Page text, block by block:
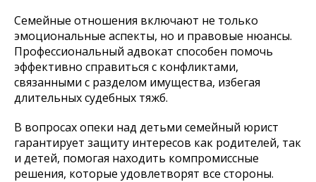
Семейные отношения включают не только
эмоциональные аспекты, но и правовые нюансы.
Профессиональный адвокат способен помочь
эффективно справиться с конфликтами,
связанными с разделом имущества, избегая
длительных судебных тяжб.
В вопросах опеки над детьми семейный юрист
гарантирует защиту интересов как родителей, так
и детей, помогая находить компромиссные
решения, которые удовлетворят все стороны.